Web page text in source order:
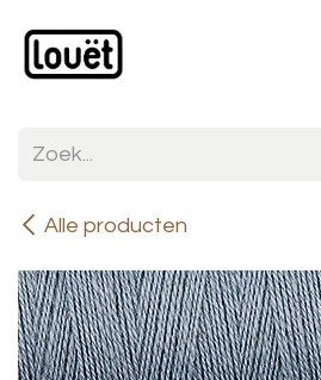
Alle producten